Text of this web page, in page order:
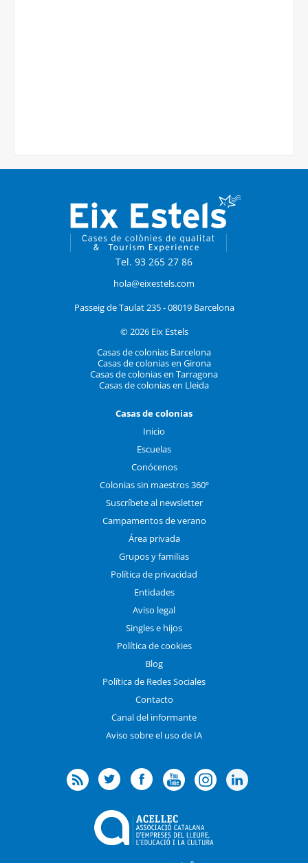
Tel. 93 265 27 86
hola@eixestels.com
Passeig de Taulat 235 - 08019 Barcelona
© 2026 Eix Estels
Casas de colonias Barcelona
Casas de colonias en Girona
Casas de colonias en Tarragona
Casas de colonias en Lleida
Casas de colonias
Inicio
Escuelas
Conócenos
Colonias sin maestros 360º
Suscríbete al newsletter
Campamentos de verano
Área privada
Grupos y familias
Política de privacidad
Entidades
Aviso legal
Singles e hijos
Política de cookies
Blog
Política de Redes Sociales
Contacto
Canal del informante
Aviso sobre el uso de IA